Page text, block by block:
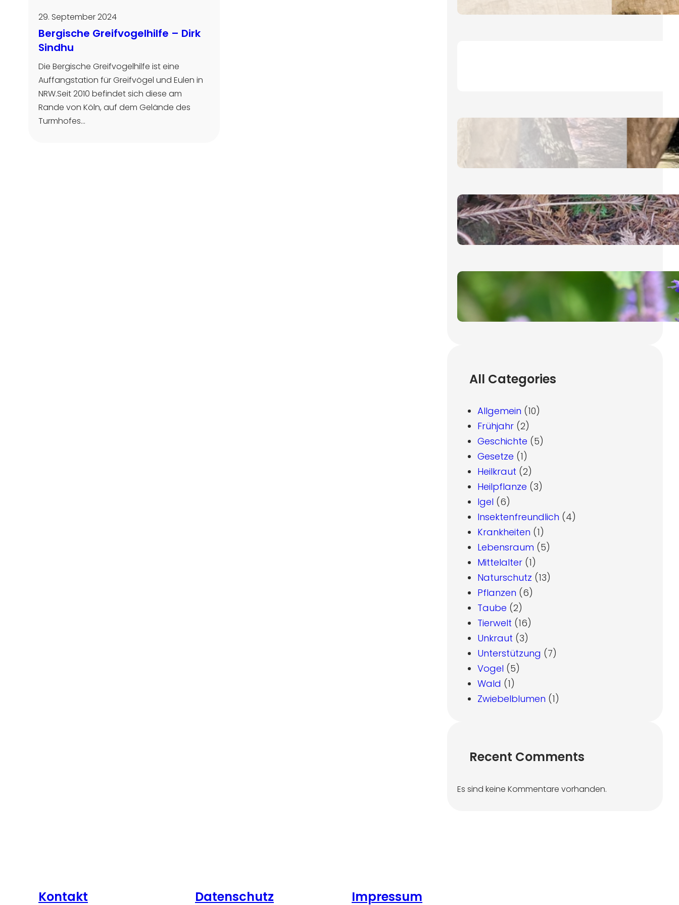
29. September 2024
Bergische Greifvogelhilfe – Dirk
Sindhu
Die Bergische Greifvogelhilfe ist eine
Auffangstation für Greifvögel und Eulen in
NRW.Seit 2010 befindet sich diese am
Rande von Köln, auf dem Gelände des
Turmhofes…
Eichhörnchen – Allgemeines
12. Dezember 2024
Igel – Schlafmöglichkeiten im
Garten
19. November 2024
Ysop, lat. Hyssopus Officinalis
7. November 2024
All Categories
Allgemein (10)
Frühjahr (2)
Geschichte (5)
Gesetze (1)
Heilkraut (2)
Heilpflanze (3)
Igel (6)
Insektenfreundlich (4)
Krankheiten (1)
Lebensraum (5)
Mittelalter (1)
Naturschutz (13)
Pflanzen (6)
Taube (2)
Tierwelt (16)
Unkraut (3)
Unterstützung (7)
Vogel (5)
Wald (1)
Zwiebelblumen (1)
Recent Comments
Es sind keine Kommentare vorhanden.
Kontakt Datenschutz Impressum